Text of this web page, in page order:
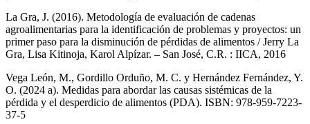
La Gra, J. (2016). Metodología de evaluación de cadenas
agroalimentarias para la identificación de problemas y proyectos: un
primer paso para la disminución de pérdidas de alimentos / Jerry La
Gra, Lisa Kitinoja, Karol Alpízar. – San José, C.R. : IICA, 2016
Vega León, M., Gordillo Orduño, M. C. y Hernández Fernández, Y.
O. (2024 a). Medidas para abordar las causas sistémicas de la
pérdida y el desperdicio de alimentos (PDA). ISBN: 978-959-7223-
37-5